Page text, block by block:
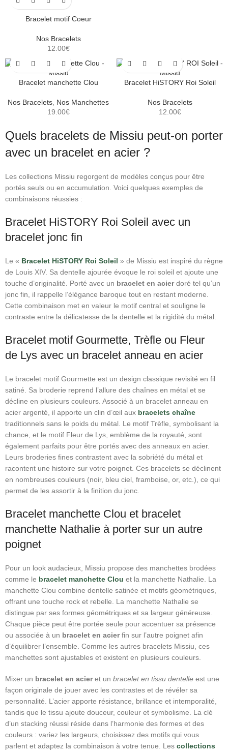
Bracelet motif Coeur
Nos Bracelets
12.00€
Bracelet manchette Clou
Nos Bracelets, Nos Manchettes
19.00€
Bracelet HiSTORY Roi Soleil
Nos Bracelets
12.00€
Quels bracelets de Missiu peut‑on porter
avec un bracelet en acier ?
Les collections Missiu regorgent de modèles conçus pour être
portés seuls ou en accumulation. Voici quelques exemples de
combinaisons réussies :
Bracelet HiSTORY Roi Soleil avec un
bracelet jonc fin
Le « Bracelet HiSTORY Roi Soleil » de Missiu est inspiré du règne
de Louis XIV. Sa dentelle ajourée évoque le roi soleil et ajoute une
touche d’originalité. Porté avec un bracelet en acierdoré tel qu’un
jonc fin, il rappelle l’élégance baroque tout en restant moderne.
Cette combinaison met en valeur le motif central et souligne le
contraste entre la délicatesse de la dentelle et la rigidité du métal.
Bracelet motif Gourmette, Trèfle ou Fleur
de Lys avec un bracelet anneau en acier
Le bracelet motif Gourmette est un design classique revisité en fil
satiné. Sa broderie reprend l’allure des chaînes en métal et se
décline en plusieurs couleurs. Associé à un bracelet anneau en
acier argenté, il apporte un clin d’œil aux bracelets chaîne
traditionnels sans le poids du métal. Le motif Trèfle, symbolisant la
chance, et le motif Fleur de Lys, emblème de la royauté, sont
également parfaits pour être portés avec des anneaux en acier.
Leurs broderies fines contrastent avec la sobriété du métal et
racontent une histoire sur votre poignet. Ces bracelets se déclinent
en nombreuses couleurs (noir, bleu ciel, framboise, or, etc.), ce qui
permet de les assortir à la finition du jonc.
Bracelet manchette Clou et bracelet
manchette Nathalie à porter sur un autre
poignet
Pour un look audacieux, Missiu propose des manchettes brodées
comme le bracelet manchette Clou et la manchette Nathalie. La
manchette Clou combine dentelle satinée et motifs géométriques,
offrant une touche rock et rebelle. La manchette Nathalie se
distingue par ses formes géométriques et sa largeur généreuse.
Chaque pièce peut être portée seule pour accentuer sa présence
ou associée à un bracelet en acierfin sur l’autre poignet afin
d’équilibrer l’ensemble. Comme les autres bracelets Missiu, ces
manchettes sont ajustables et existent en plusieurs couleurs.
Mixer un bracelet en acieret un bracelet en tissu dentelle est une
façon originale de jouer avec les contrastes et de révéler sa
personnalité. L’acier apporte résistance, brillance et intemporalité,
tandis que le tissu ajoute douceur, couleur et symbolisme. La clé
d’un stacking réussi réside dans l’harmonie des formes et des
couleurs : variez les largeurs, choisissez des motifs qui vous
parlent et adaptez la combinaison à votre tenue. Les collections